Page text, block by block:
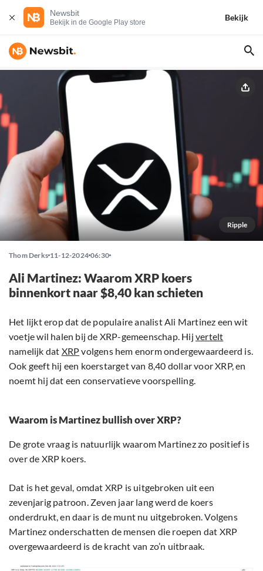
Newsbit
Bekijk in de Google Play store
Bekijk
Ripple
Thom Derks 11-12-2024 06:30
Ali Martinez: Waarom XRP koers
binnenkort naar $8,40 kan schieten
Het lijkt erop dat de populaire analist Ali Martinez een wit
voetje wil halen bij de XRP-gemeenschap. Hijvertelt
namelijk dat XRPvolgens hem enorm ondergewaardeerd is.
Ook geeft hij een koerstarget van 8,40 dollar voor XRP, en
noemt hij dat een conservatieve voorspelling.
Waarom is Martinez bullish over XRP?
De grote vraag is natuurlijk waarom Martinez zo positief is
over de XRP koers.
Dat is het geval, omdat XRP is uitgebroken uit een
zevenjarig patroon. Zeven jaar lang werd de koers
onderdrukt, en daar is de munt nu uitgebroken. Volgens
Martinez onderschatten de mensen die roepen dat XRP
overgewaardeerd is de kracht van zo’n uitbraak.